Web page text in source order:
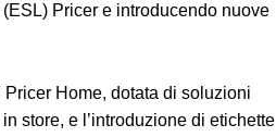
Pricer e introducendo nuove
Pricer Home, dotata di soluzioni
store, e l’introduzione di etichette